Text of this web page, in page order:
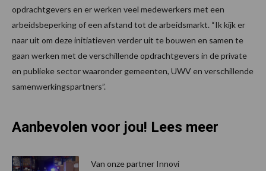
opdrachtgevers en er werken veel medewerkers met een
arbeidsbeperking of een afstand tot de arbeidsmarkt. “Ik kijk er
naar uit om deze initiatieven verder uit te bouwen en samen te
gaan werken met de verschillende opdrachtgevers in de private
en publieke sector waaronder gemeenten, UWV en verschillende
samenwerkingspartners”.
Aanbevolen voor jou! Lees meer
Van onze partner Innovi